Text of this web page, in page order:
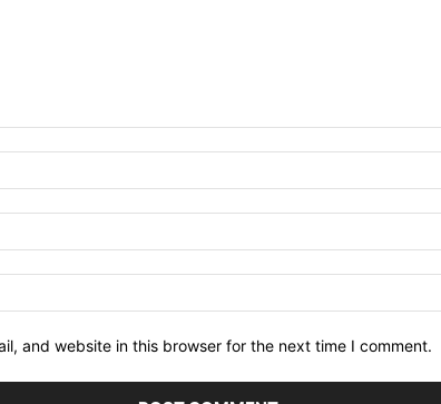
and website in this browser for the next time I comment.